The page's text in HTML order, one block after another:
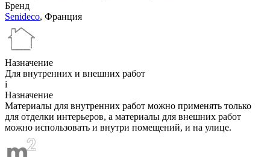
Бренд
Senideco, Франция
Назначение
Для внутренних и внешних работ
i
Назначение
Материалы для внутренних работ можно применять только
для отделки интерьеров, а материалы для внешних работ
можно использовать и внутри помещений, и на улице.